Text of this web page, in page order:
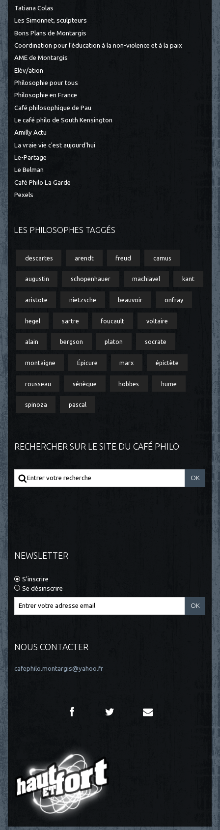
Tatiana Colas
Les Simonnet, sculpteurs
Bons Plans de Montargis
Coordination pour l’éducation à la non-violence et à la paix
AME de Montargis
Elèv/ation
Philosophie pour tous
Philosophie en France
Café philosophique de Pau
Le café philo de South Kensington
Amilly Actu
La vraie vie c'est aujourd'hui
Le-Partage
Le Belman
Café Philo La Garde
Pexels
LES PHILOSOPHES TAGGÉS
descartes arendt freud camus
augustin schopenhauer machiavel kant
aristote nietzsche beauvoir onfray
hegel sartre foucault voltaire
alain bergson platon socrate
montaigne Épicure marx épictète
rousseau sénèque hobbes hume
spinoza pascal
RECHERCHER SUR LE SITE DU CAFÉ PHILO
NEWSLETTER
S'inscrire
Se désinscrire
NOUS CONTACTER
cafephilo.montargis@yahoo.fr